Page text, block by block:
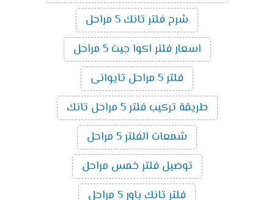
شرح فلتر تانك 5 مراحل
اسعار فلتر اكوا جيت 5 مراحل
فلتر 5 مراحل تايوانى
طريقة تركيب فلتر 5 مراحل تانك
شمعات الفلتر 5 مراحل
توصيل فلتر خمس مراحل
فلتر تانك باور 5 مراحل